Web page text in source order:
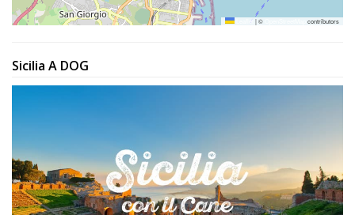
|© contributors
Sicilia A DOG